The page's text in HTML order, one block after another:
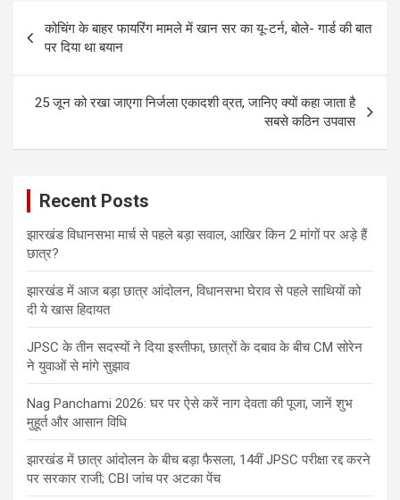
Post
navigation
कोचिंग के बाहर फायरिंग मामले में खान सर का यू-टर्न, बोले- गार्ड की बात
पर दिया था बयान
25 जून को रखा जाएगा निर्जला एकादशी व्रत, जानिए क्यों कहा जाता है
सबसे कठिन उपवास
Recent Posts
झारखंड विधानसभा मार्च से पहले बड़ा सवाल, आखिर किन 2 मांगों पर अड़े हैं
छात्र?
झारखंड में आज बड़ा छात्र आंदोलन, विधानसभा घेराव से पहले साथियों को
दी ये खास हिदायत
JPSC के तीन सदस्यों ने दिया इस्तीफा, छात्रों के दबाव के बीच CM सोरेन
ने युवाओं से मांगे सुझाव
Nag Panchami 2026: घर पर ऐसे करें नाग देवता की पूजा, जानें शुभ
मुहूर्त और आसान विधि
झारखंड में छात्र आंदोलन के बीच बड़ा फैसला, 14वीं JPSC परीक्षा रद्द करने
पर सरकार राजी; CBI जांच पर अटका पेंच